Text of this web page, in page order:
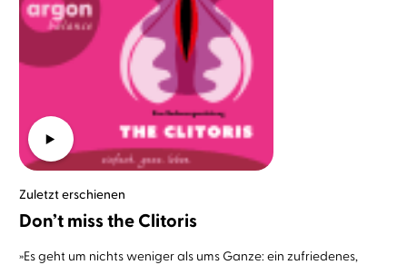
Zuletzt erschienen
Don’t miss the Clitoris
»Es geht um nichts weniger als ums Ganze: ein zufriedenes,